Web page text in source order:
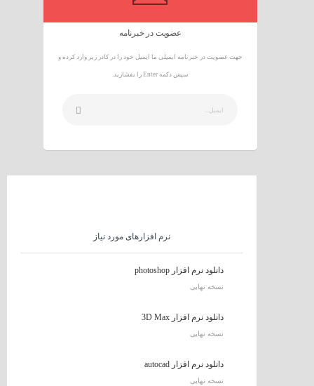
عضویت در خبرنامه
جهت عضویت در خبرنامه ایمیلی ما ایمیل خود را در کادر زیر وارد کرده و
سپس دکمه Enter را بفشارید.
نرم افزارهای مورد نیاز
دانلود نرم افزار photoshop
نسخه نهایی
دانلود نرم افزار 3D Max
نسخه نهایی
دانلود نرم افزار autocad
نسخه نهایی